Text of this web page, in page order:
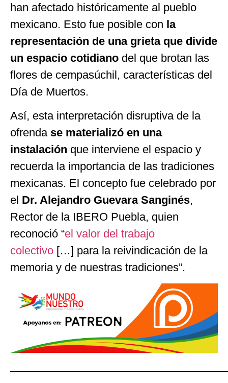
han afectado históricamente al pueblo
mexicano. Esto fue posible con la
representación de una grieta que divide
un espacio cotidiano del que brotan las
flores de cempasúchil, características del
Día de Muertos.
Así, esta interpretación disruptiva de la
ofrenda se materializó en una
instalación que interviene el espacio y
recuerda la importancia de las tradiciones
mexicanas. El concepto fue celebrado por
el Dr. Alejandro Guevara Sanginés,
Rector de la IBERO Puebla, quien
reconoció “el valor del trabajo
colectivo […] para la reivindicación de la
memoria y de nuestras tradiciones”.